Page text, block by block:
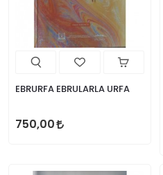
EBRURFA EBRULARLA URFA
750,00